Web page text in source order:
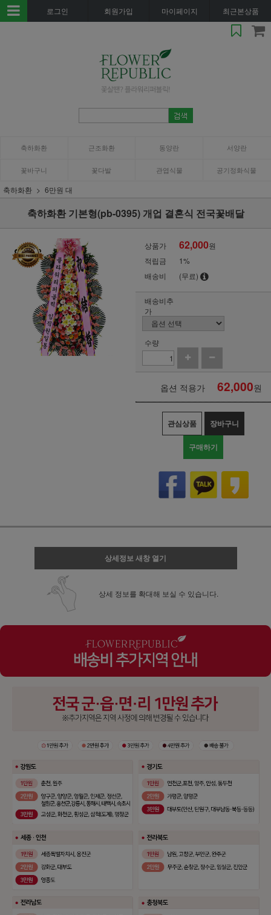
로그인 회원가입 마이페이지 최근본상품
축하화환 근조화환 동양란 서양란
꽃바구니 꽃다발 관엽식물 공기정화식물
축하화환 6만원 대
축하화환 기본형(pb-0395) 개업 결혼식 전국꽃배달
상품가 62,000원
적립금
1%
배송비
(무료)
배송비추
가
수량
옵션 적용가 62,000원
관심상품 장바구니
구매하기
상세정보 새창 열기
상세 정보를 확대해 보실 수 있습니다.